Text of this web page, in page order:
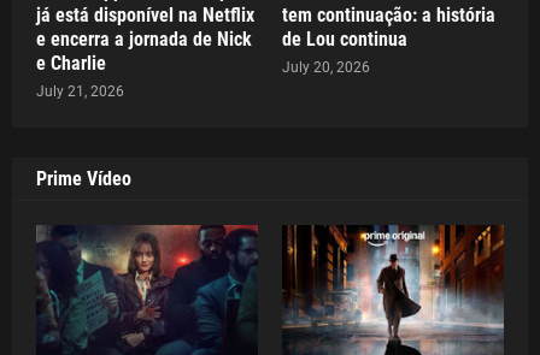
já está disponível na Netflix
e encerra a jornada de Nick
e Charlie
July 21, 2026
tem continuação: a história
de Lou continua
July 20, 2026
Prime Vídeo